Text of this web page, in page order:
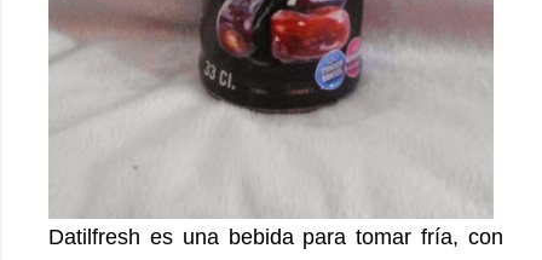
Datilfresh es una bebida para tomar fría, con